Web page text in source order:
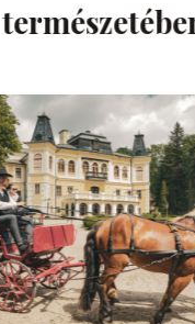
természetében